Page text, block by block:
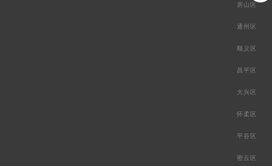
房山区
通州区
顺义区
昌平区
大兴区
怀柔区
平谷区
密云区